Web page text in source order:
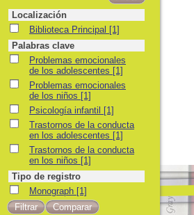
Localización
Biblioteca Principal
Biblioteca Principal [1]
Palabras clave
Problemas emocionales de los adolescentes
Problemas emocionales
de los adolescentes [1]
Problemas emocionales de los niños
Problemas emocionales
de los niños [1]
Psicología infantil
Psicología infantil
[1]
Trastornos de la conducta en los adolescentes
Trastornos de la conducta
en los adolescentes [1]
Trastornos de la conducta en los niños
Trastornos de la conducta
en los niños [1]
Tipo de registro
Monograph
Monograph [1]